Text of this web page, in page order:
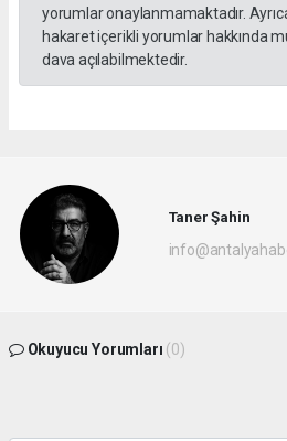
yorumlar onaylanmamaktadır.
hakaret içerikli yorumlar hakkında
dava açılabilmektedir.
Taner Şahin
Okuyucu Yorumları (0)